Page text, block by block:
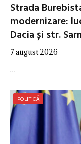
Strada
modernizare:
Dacia și str.
7 august 2026
…
POLITICĂ